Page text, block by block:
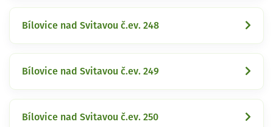
Bílovice nad Svitavou č.ev. 248
Bílovice nad Svitavou č.ev. 249
Bílovice nad Svitavou č.ev. 250